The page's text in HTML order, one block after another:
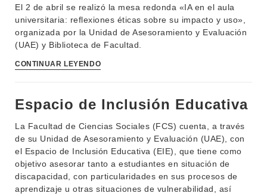
El 2 de abril se realizó la mesa redonda «IA en el aula
universitaria: reflexiones éticas sobre su impacto y uso»,
organizada por la Unidad de Asesoramiento y Evaluación
(UAE) y Biblioteca de Facultad.
CONTINUAR LEYENDO
Espacio de Inclusión Educativa
La Facultad de Ciencias Sociales (FCS) cuenta, a través
de su Unidad de Asesoramiento y Evaluación (UAE), con
el Espacio de Inclusión Educativa (EIE), que tiene como
objetivo asesorar tanto a estudiantes en situación de
discapacidad, con particularidades en sus procesos de
aprendizaje u otras situaciones de vulnerabilidad, así